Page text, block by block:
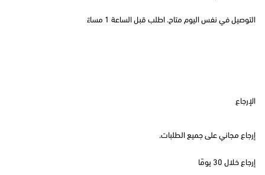
التوصيل في نفس اليوم متاح. اطلب قبل الساعة 1 مساءً
الإرجاع
إرجاع مجاني على جميع الطلبات.
إرجاع خلال 30 يومًا